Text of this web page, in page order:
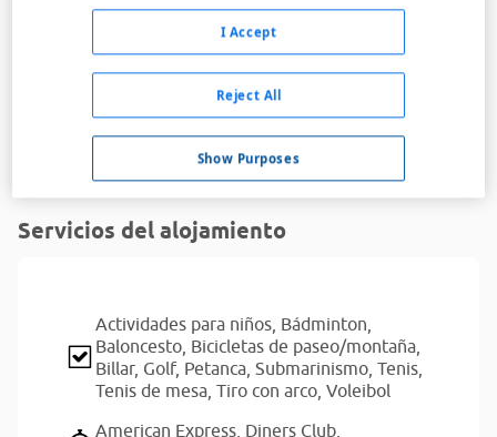
Se trata de una zona exclusiva dentro del hotel Elba
Lanzarote Royal Village Resort recomendada sólo para
mayores de 16 años. Esta zona pone a su disposición
120 estancias entre Junior Suites y Suites con un
servicio personalizado que incluye; entrada privada a
la zona, gran piscina de ...
Servicios del alojamiento
Actividades para niños, Bádminton,
Baloncesto, Bicicletas de paseo/montaña,
Billar, Golf, Petanca, Submarinismo, Tenis,
Tenis de mesa, Tiro con arco, Voleibol
American Express, Diners Club,
Show Purposes
Reject All
I Accept